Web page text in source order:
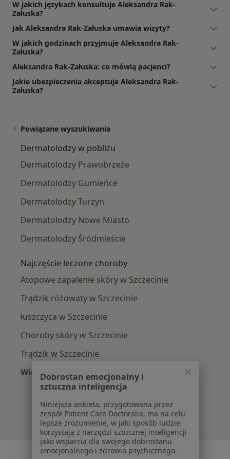
W jakich językach konsultuje Aleksandra Rak-
Załuska?
Jak Aleksandra Rak-Załuska umawia wizyty?
W jakich godzinach przyjmuje Aleksandra Rak-
Załuska?
Aleksandra Rak-Załuska: co mówią pacjenci?
Jakie ubezpieczenia akceptuje Aleksandra Rak-
Załuska?
Powiązane wyszukiwania
Dermatolodzy w pobliżu
Dermatolodzy Prawobrzeże
Dermatolodzy Gumieńce
Dermatolodzy Turzyn
Dermatolodzy Nowe Miasto
Dermatolodzy Śródmieście
Najczęście leczone choroby
Atopowe zapalenie skóry w Szczecinie
Trądzik różowaty w Szczecinie
łuszczyca w Szczecinie
Choroby skóry w Szczecinie
Trądzik w Szczecinie
Więcej (15)
Więcej w kategorii: Najczęście leczone
Serwis
Dobrostan emocjonalny i
sztuczna inteligencja
Niniejsza ankieta, przygotowana przez
zespół Patient Care Doctoralia, ma na celu
lepsze zrozumienie, w jaki sposób ludzie
korzystają z narzędzi sztucznej inteligencji
jako wsparcia dla swojego dobrostanu
emocjonalnego i zdrowia psychicznego.